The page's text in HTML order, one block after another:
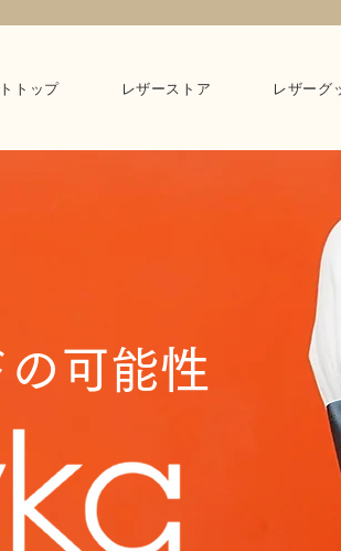
トップ レザーストア レザーグ
可能性